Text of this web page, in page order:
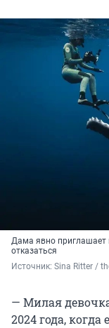
Дама явно приглашает
отказаться
Источник: Sina Ritter /
— Милая
2024 года,